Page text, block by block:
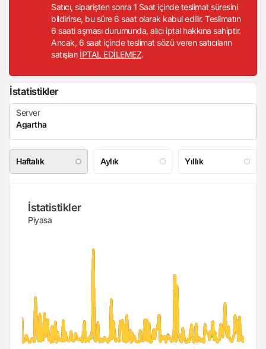
Satıcı, siparişten sonra 1 Saat içinde teslimat süresini
bildirirse, bu süre 6 saat olarak kabul edilir. Teslimatın
6 saati aşması durumunda, alıcı iptal hakkına sahiptir.
Ancak, 6 saat içinde teslimat sözü veren satıcıların
satışları İPTAL EDİLEMEZ.
İstatistikler
Haftalık Aylık Yıllık
İstatistikler
Piyasa